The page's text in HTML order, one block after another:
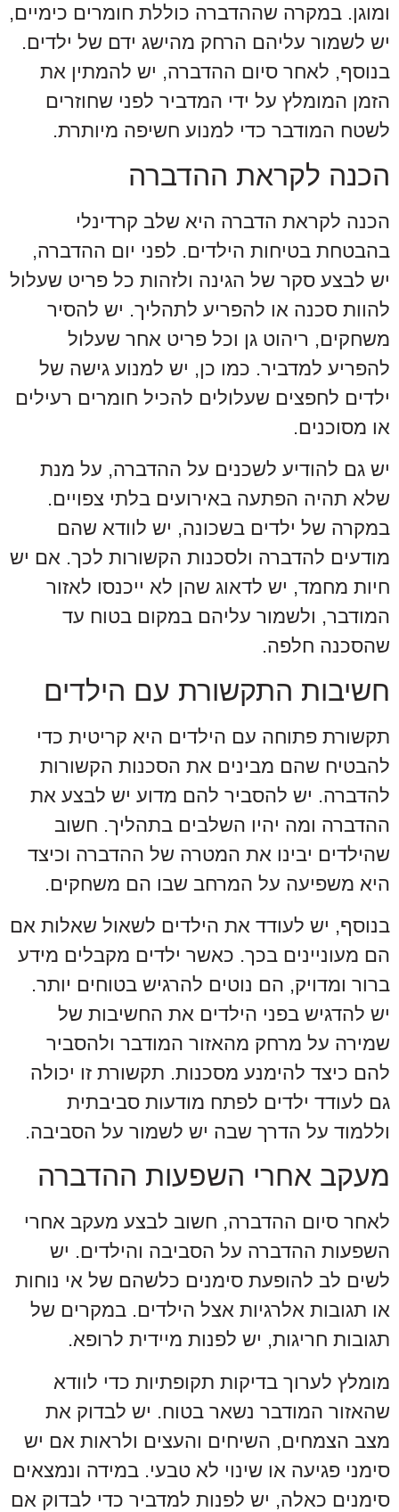
ומוגן. במקרה שההדברה כוללת חומרים כימיים,
יש לשמור עליהם הרחק מהישג ידם של ילדים.
בנוסף, לאחר סיום ההדברה, יש להמתין את
הזמן המומלץ על ידי המדביר לפני שחוזרים
לשטח המודבר כדי למנוע חשיפה מיותרת.
הכנה לקראת ההדברה
הכנה לקראת הדברה היא שלב קרדינלי
בהבטחת בטיחות הילדים. לפני יום ההדברה,
יש לבצע סקר של הגינה ולזהות כל פריט שעלול
להוות סכנה או להפריע לתהליך. יש להסיר
משחקים, ריהוט גן וכל פריט אחר שעלול
להפריע למדביר. כמו כן, יש למנוע גישה של
ילדים לחפצים שעלולים להכיל חומרים רעילים
או מסוכנים.
יש גם להודיע לשכנים על ההדברה, על מנת
שלא תהיה הפתעה באירועים בלתי צפויים.
במקרה של ילדים בשכונה, יש לוודא שהם
מודעים להדברה ולסכנות הקשורות לכך. אם יש
חיות מחמד, יש לדאוג שהן לא ייכנסו לאזור
המודבר, ולשמור עליהם במקום בטוח עד
שהסכנה חלפה.
חשיבות התקשורת עם הילדים
תקשורת פתוחה עם הילדים היא קריטית כדי
להבטיח שהם מבינים את הסכנות הקשורות
להדברה. יש להסביר להם מדוע יש לבצע את
ההדברה ומה יהיו השלבים בתהליך. חשוב
שהילדים יבינו את המטרה של ההדברה וכיצד
היא משפיעה על המרחב שבו הם משחקים.
בנוסף, יש לעודד את הילדים לשאול שאלות אם
הם מעוניינים בכך. כאשר ילדים מקבלים מידע
ברור ומדויק, הם נוטים להרגיש בטוחים יותר.
יש להדגיש בפני הילדים את החשיבות של
שמירה על מרחק מהאזור המודבר ולהסביר
להם כיצד להימנע מסכנות. תקשורת זו יכולה
גם לעודד ילדים לפתח מודעות סביבתית
וללמוד על הדרך שבה יש לשמור על הסביבה.
מעקב אחרי השפעות ההדברה
לאחר סיום ההדברה, חשוב לבצע מעקב אחרי
השפעות ההדברה על הסביבה והילדים. יש
לשים לב להופעת סימנים כלשהם של אי נוחות
או תגובות אלרגיות אצל הילדים. במקרים של
תגובות חריגות, יש לפנות מיידית לרופא.
מומלץ לערוך בדיקות תקופתיות כדי לוודא
שהאזור המודבר נשאר בטוח. יש לבדוק את
מצב הצמחים, השיחים והעצים ולראות אם יש
סימני פגיעה או שינוי לא טבעי. במידה ונמצאים
סימנים כאלה, יש לפנות למדביר כדי לבדוק אם